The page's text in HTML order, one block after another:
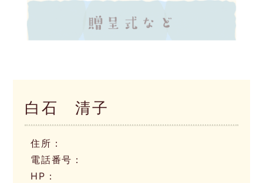
白石 清子
住所：
電話番号：
HP：